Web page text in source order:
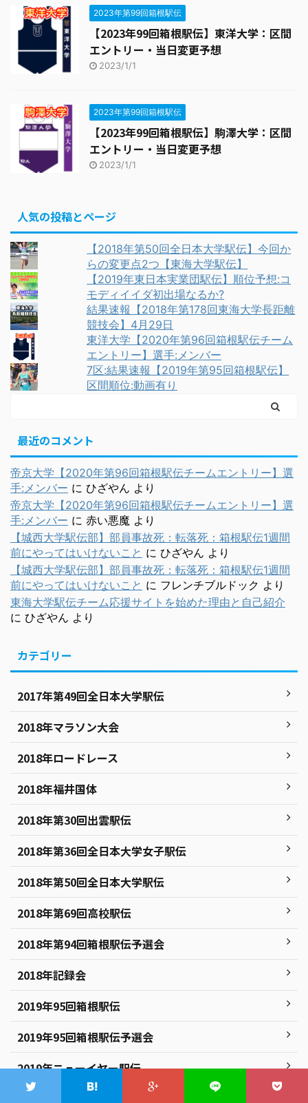
2023年第99回箱根駅伝
【2023年99回箱根駅伝】東洋大学：区間
エントリー・当日変更予想
2023/1/1
2023年第99回箱根駅伝
【2023年99回箱根駅伝】駒澤大学：区間
エントリー・当日変更予想
2023/1/1
人気の投稿とページ
【2018年第50回全日本大学駅伝】今回か
らの変更点2つ【東海大学駅伝】
【2019年東日本実業団駅伝】順位予想:コ
モディイイダ初出場なるか?
結果速報【2018年第178回東海大学長距離
競技会】4月29日
東洋大学【2020年第96回箱根駅伝チーム
エントリー】選手:メンバー
7区:結果速報【2019年第95回箱根駅伝】
区間順位:動画有り
最近のコメント
帝京大学【2020年第96回箱根駅伝チームエントリー】選
手:メンバー に ひざやん より
帝京大学【2020年第96回箱根駅伝チームエントリー】選
手:メンバー に 赤い悪魔 より
【城西大学駅伝部】部員事故死：転落死：箱根駅伝1週間
前にやってはいけないこと に ひざやん より
【城西大学駅伝部】部員事故死：転落死：箱根駅伝1週間
前にやってはいけないこと に フレンチブルドック より
東海大学駅伝チーム応援サイトを始めた理由と自己紹介
に ひざやん より
カテゴリー
2017年第49回全日本大学駅伝
2018年マラソン大会
2018年ロードレース
2018年福井国体
2018年第30回出雲駅伝
2018年第36回全日本大学女子駅伝
2018年第50回全日本大学駅伝
2018年第69回高校駅伝
2018年第94回箱根駅伝予選会
2018年記録会
2019年95回箱根駅伝
2019年95回箱根駅伝予選会
2019年ニューイヤー駅伝